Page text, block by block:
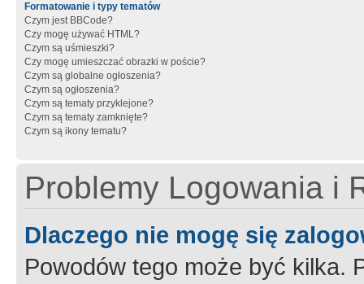
Formatowanie i typy tematów
Czym jest BBCode?
Czy mogę używać HTML?
Czym są uśmieszki?
Czy mogę umieszczać obrazki w poście?
Czym są globalne ogłoszenia?
Czym są ogłoszenia?
Czym są tematy przyklejone?
Czym są tematy zamknięte?
Czym są ikony tematu?
Problemy Logowania i
Dlaczego nie mogę się
Powodów tego może być kilka.